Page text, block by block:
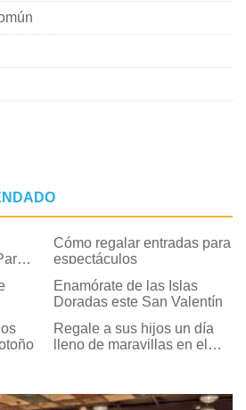
Cómo regalar entradas para
espectáculos
Enamórate de las Islas
Doradas este San Valentín
Regale a sus hijos un día
lleno de maravillas en el